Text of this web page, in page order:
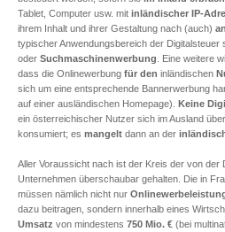
Tablet, Computer usw. mit inländischer IP-
ihrem Inhalt und ihrer Gestaltung nach (auch)
typischer Anwendungsbereich der Digitalsteuer
oder Suchmaschinenwerbung . Eine weitere
dass die Onlinewerbung für den inländischen
sich um eine entsprechende Bannerwerbung
auf einer ausländischen Homepage). Keine
ein österreichischer Nutzer sich im Ausland
konsumiert; es mangelt dann an der
Aller Voraussicht nach ist der Kreis der von der
Unternehmen überschaubar gehalten. Die in
müssen nämlich nicht nur
dazu beitragen, sondern innerhalb eines
Umsatz von mindestens 750 Mio. € (bei